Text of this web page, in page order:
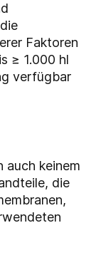
Faktoren
≥ 1.000 hl
verfügbar
auch keinem
die